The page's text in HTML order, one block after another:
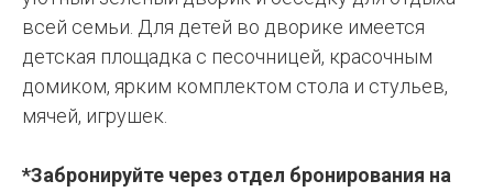
всей семьи. Для детей во дворике имеется
детская площадка с песочницей, красочным
домиком, ярким комплектом стола и стульев,
мячей, игрушек.
*Забронируйте через отдел бронирования на